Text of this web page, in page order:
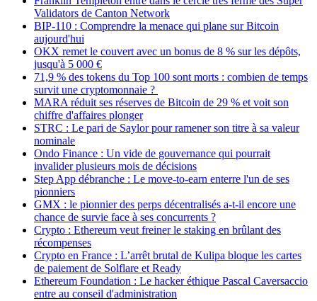
Validators de Canton Network
BIP-110 : Comprendre la menace qui plane sur Bitcoin
aujourd'hui
OKX remet le couvert avec un bonus de 8 % sur les dépôts,
jusqu'à 5 000 €
71,9 % des tokens du Top 100 sont morts : combien de temps
survit une cryptomonnaie ?
MARA réduit ses réserves de Bitcoin de 29 % et voit son
chiffre d'affaires plonger
STRC : Le pari de Saylor pour ramener son titre à sa valeur
nominale
Ondo Finance : Un vide de gouvernance qui pourrait
invalider plusieurs mois de décisions
Step App débranche : Le move-to-earn enterre l'un de ses
pionniers
GMX : le pionnier des perps décentralisés a-t-il encore une
chance de survie face à ses concurrents ?
Crypto : Ethereum veut freiner le staking en brûlant des
récompenses
Crypto en France : L’arrêt brutal de Kulipa bloque les cartes
de paiement de Solflare et Ready
Ethereum Foundation : Le hacker éthique Pascal Caversaccio
entre au conseil d'administration